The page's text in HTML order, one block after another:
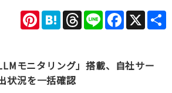
X
Facebook
Line
Threads
Hatena
Pinterest
モニタリング」搭載、自社サー
状況を一括確認